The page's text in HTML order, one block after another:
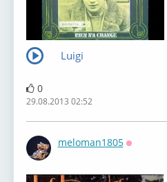
Luigi
0
29.08.2013 02:52
meloman1805